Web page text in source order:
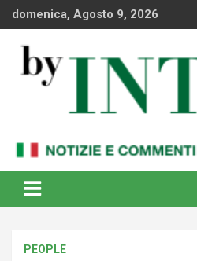
Skipdomenica, Agosto 9, 2026
By Internews
internazionale
PEOPLE